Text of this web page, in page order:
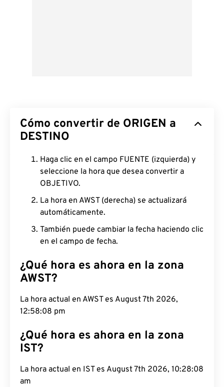
Cómo convertir de ORIGEN a
DESTINO
Haga clic en el campo FUENTE (izquierda) y
seleccione la hora que desea convertir a
OBJETIVO.
La hora en AWST (derecha) se actualizará
automáticamente.
También puede cambiar la fecha haciendo clic
en el campo de fecha.
¿Qué hora es ahora en la zona
AWST?
La hora actual en AWST es August 7th 2026,
12:58:09 pm
¿Qué hora es ahora en la zona
IST?
La hora actual en IST es August 7th 2026, 10:28:09
am